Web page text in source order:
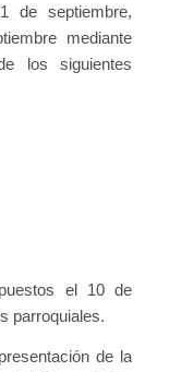
de septiembre,
mediante
los siguientes
el 10 de
parroquiales.
de la